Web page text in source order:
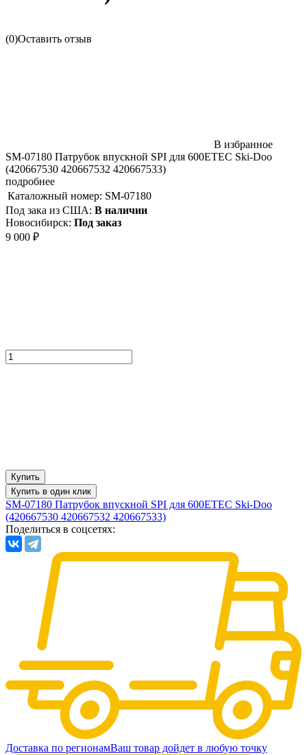
(0)Оставить отзыв
В избранное
SM-07180 Патрубок впускной SPI для 600ETEC Ski-Doo
(420667530 420667532 420667533)
подробнее
Каталожный номер: SM-07180
Под зака из США: В наличии
Новосибирск: Под заказ
9 000 ₽
Купить
Купить в один клик
SM-07180 Патрубок впускной SPI для 600ETEC Ski-Doo
(420667530 420667532 420667533)
Поделиться в соцсетях:
Доставка по регионамВаш товар дойдет в любую точку